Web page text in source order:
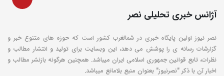
آژانس خبری تحلیلی نصر
نصر نیوز اولین پایگاه خبری در شمالغرب کشور است که حوزه های متنوع خبر و
گزارشات رسانه ی را پوشش می دهد، این وبسایت برای تولید و انتشار مطالب و
نظرات، تابع قوانین جمهوری اسلامی ایران میباشد. همچنین هرگونه بازنشر مطالب و
اخبار آن با ذکر "نصرنیوز" بعنوان منبع بلامانع میباشد.